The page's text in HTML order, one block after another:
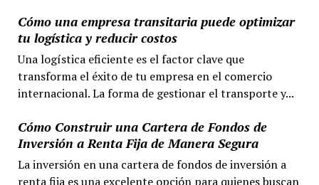
Cómo una empresa transitaria puede optimizar
tu logística y reducir costos
Una logística eficiente es el factor clave que
transforma el éxito de tu empresa en el comercio
internacional. La forma de gestionar el transporte y...
Cómo Construir una Cartera de Fondos de
Inversión a Renta Fija de Manera Segura
La inversión en una cartera de fondos de inversión a
renta fija es una excelente opción para quienes buscan